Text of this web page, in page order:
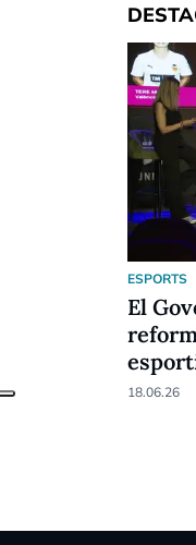
ESPORTS
El
18.06.26